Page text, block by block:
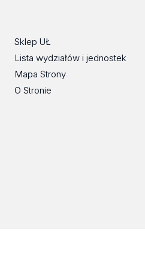
Sklep UŁ
Lista wydziałów i jednostek
Mapa Strony
O Stronie